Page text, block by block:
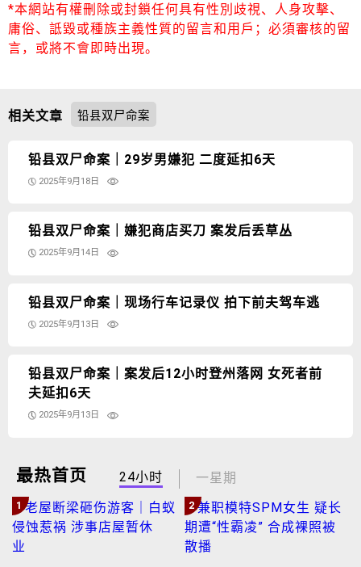
*本網站有權刪除或封鎖任何具有性別歧視、人身攻擊、
庸俗、詆毀或種族主義性質的留言和用戶；必須審核的留
言，或將不會即時出現。
相关文章 铅县双尸命案
铅县双尸命案｜29岁男嫌犯 二度延扣6天
2025年9月18日
铅县双尸命案｜嫌犯商店买刀 案发后丢草丛
2025年9月14日
铅县双尸命案｜现场行车记录仪 拍下前夫驾车逃
2025年9月13日
铅县双尸命案｜案发后12小时登州落网 女死者前
夫延扣6天
2025年9月13日
最热首页 24小时 一星期
1 2